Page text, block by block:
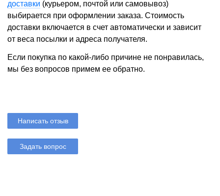
доставки (курьером, почтой или самовывоз)
выбирается при оформлении заказа. Стоимость
доставки включается в счет автоматически и зависит
от веса посылки и адреса получателя.
Если покупка по какой-либо причине не понравилась,
мы без вопросов примем ее обратно.
Написать отзыв
Задать вопрос